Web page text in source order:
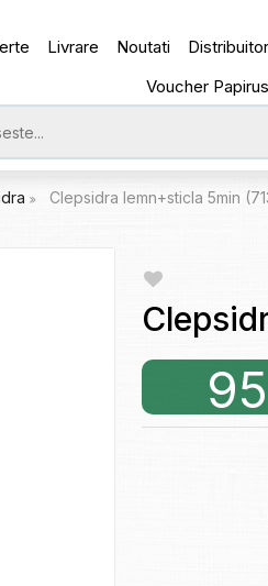
Livrare Noutati
Distribuitor
Voucher Papirus
Clepsidra lemn+sticla 5min
95